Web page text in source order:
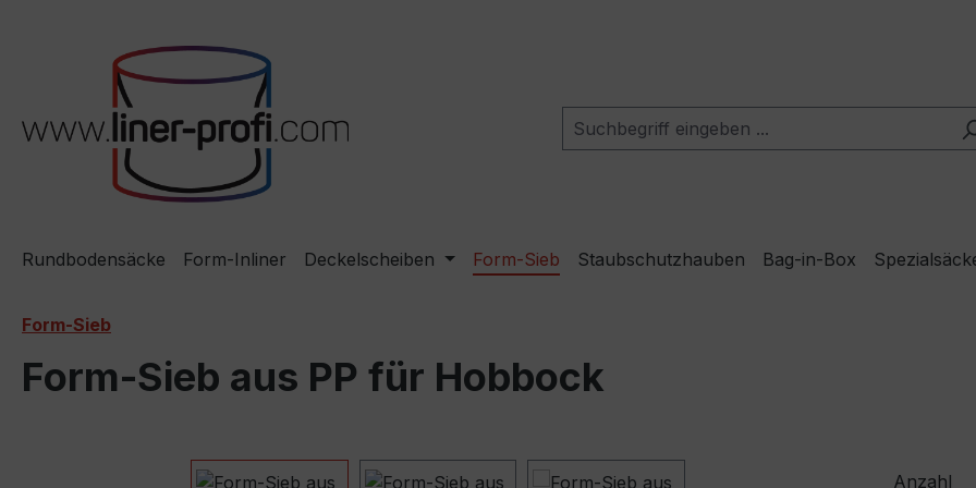
Rundbodensäcke Form-Inliner Deckelscheiben Form-Sieb Staubschutzhauben Bag-in-Box
Form-Sieb
Form-Sieb aus PP für Hobbock
Bildergalerie überspringen Anzahl